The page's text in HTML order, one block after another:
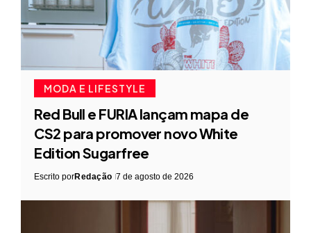
MODA E LIFESTYLE
Red Bull e FURIA lançam mapa de
CS2 para promover novo White
Edition Sugarfree
Escrito porRedação 7 de agosto de 2026